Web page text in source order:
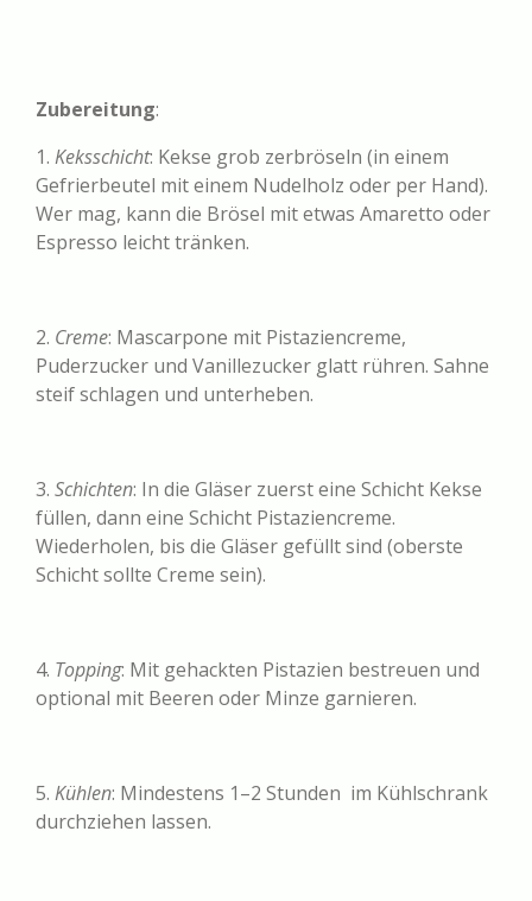
Zubereitung:
1. Keksschicht: Kekse grob zerbröseln (in einem
Gefrierbeutel mit einem Nudelholz oder per Hand).
Wer mag, kann die Brösel mit etwas Amaretto oder
Espresso leicht tränken.
2. Creme: Mascarpone mit Pistaziencreme,
Puderzucker und Vanillezucker glatt rühren. Sahne
steif schlagen und unterheben.
3. Schichten: In die Gläser zuerst eine Schicht Kekse
füllen, dann eine Schicht Pistaziencreme.
Wiederholen, bis die Gläser gefüllt sind (oberste
Schicht sollte Creme sein).
4. Topping: Mit gehackten Pistazien bestreuen und
optional mit Beeren oder Minze garnieren.
5. Kühlen: Mindestens 1–2 Stunden im Kühlschrank
durchziehen lassen.